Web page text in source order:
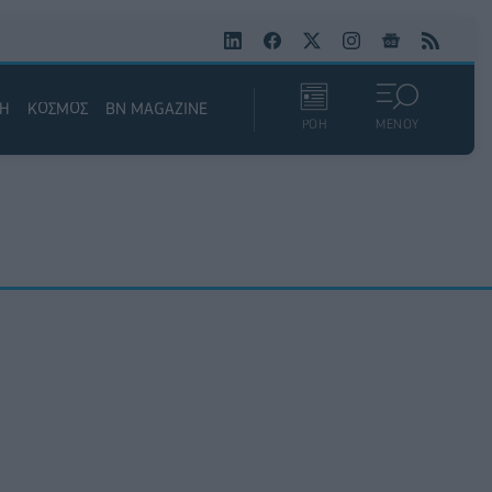
ΚΟΣΜΟΣ BN MAGAZINE
ΡΟΗ ΜΕΝΟΥ